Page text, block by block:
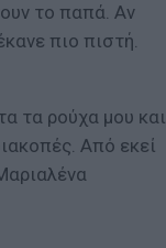
το παπά. Αν
πιο πιστή.
τα ρούχα μου και
Από εκεί